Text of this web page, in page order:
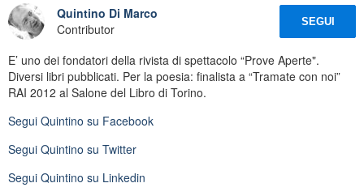
Quintino Di Marco
Contributor
SEGUI
E’ uno dei fondatori della rivista di spettacolo “Prove Aperte".
Diversi libri pubblicati. Per la poesia: finalista a “Tramate con noi”
RAI 2012 al Salone del Libro di Torino.
Segui Quintino su Facebook
Segui Quintino su Twitter
Segui Quintino su Linkedin